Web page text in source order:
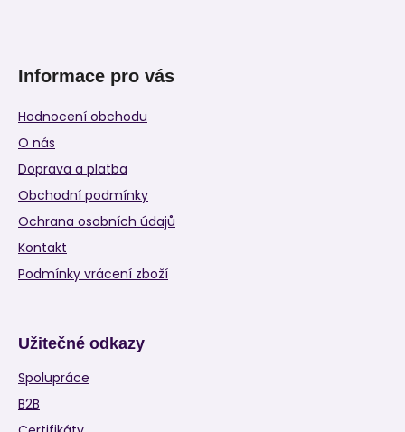
Informace pro vás
Hodnocení obchodu
O nás
Doprava a platba
Obchodní podmínky
Ochrana osobních údajů
Kontakt
Podmínky vrácení zboží
Užitečné odkazy
Spolupráce
B2B